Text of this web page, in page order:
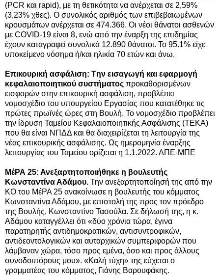
(PCR και rapid), με τη θετικότητα να ανέρχεται σε 2,59%
(3,23% χθες). Ο συνολικός αριθμός των επιβεβαιωμένων
κρουσμάτων ανέρχεται σε 474.366. Οι νέοι θάνατοι ασθενών
με COVID-19 είναι 8, ενώ από την έναρξη της επιδημίας
έχουν καταγραφεί συνολικά 12.890 θάνατοι. Το 95.1% είχε
υποκείμενο νόσημα ή/και ηλικία 70 ετών και άνω.
Επικουρική ασφάλιση: Tην εισαγωγή και εφαρμογή
κεφαλαιοποιητικού συστήματος προκαθορισμένων
εισφορών στην επικουρική ασφάλιση, προβλέπει
νομοσχέδιο του υπουργείου Εργασίας που κατατέθηκε τις
πρώτες πρωϊνές ώρες στη Βουλή. Το νομοσχέδιο προβλέπει
την ίδρυση Ταμείου Κεφαλαιοποιητικής Ασφάλισης (ΤΕΚΑ)
που θα είναι ΝΠΔΔ και θα διαχειρίζεται τη λειτουργία της
νέας επικουρικής ασφάλισης. Ως ημερομηνία έναρξης
λειτουργίας του Ταμείου ορίζεται η 1.1.2022. ΑΠΕ-ΜΠΕ
ΜέΡΑ 25: Ανεξαρτητοποιήθηκε η βουλευτής
Κωνσταντίνα Αδάμου. Την ανεξαρτητοποίησή της από την
ΚΟ του ΜέΡΑ 25 ανακοίνωσε η βουλευτής του κόμματος
Κωνσταντίνα Αδάμου, με επιστολή της προς τον πρόεδρο
της Βουλής, Κωνσταντίνο Τασούλα. Σε δήλωσή της, η κ.
Αδάμου καταγγέλλει ότι «δύο χρόνια τώρα, έγινα
παρατηρητής αντιδημοκρατικών, αντισυντροφικών,
αντιδεοντολογικών και αυταρχικών συμπεριφορών που
λάμβαναν χώρα, τόσο προς εμένα, όσο και προς άλλους
συνοδοιπόρους μου». «Καλή τύχη» της εύχεται ο
γραμματέας του κόμματος, Γιάνης Βαρουφάκης.